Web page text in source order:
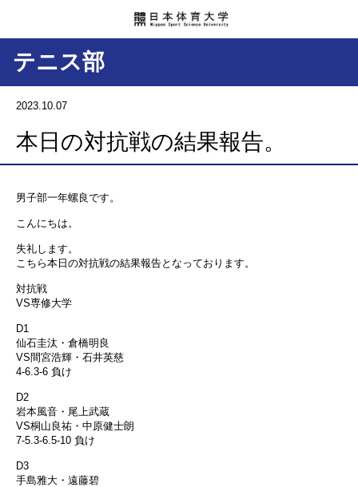
テニス部
2023.10.07
本日の対抗戦の結果報告。
男子部一年螺良です。
こんにちは。
失礼します。
こちら本日の対抗戦の結果報告となっております。
対抗戦
VS専修大学
D1
仙石圭汰・倉橋明良
VS間宮浩輝・石井英慈
4-6.3-6 負け
D2
岩本風音・尾上武蔵
VS桐山良祐・中原健士朗
7-5.3-6.5-10 負け
D3
手島雅大・遠藤碧